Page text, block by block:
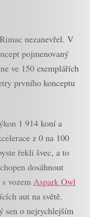
nezanevřel. V
pojmenovaný
ve 150 exemplářích
prvního konceptu
1 914 koní a
z 0 na 100
řekli švec, a to
dosáhnout
vozem Aspark Owl
aut na světě.
sen o nejrychlejším